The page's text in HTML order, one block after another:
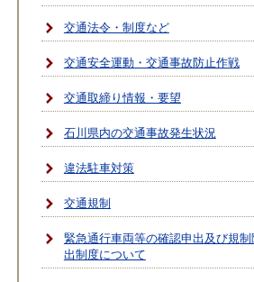
交通法令・制度など
交通安全運動・交通事故防止作戦
交通取締り情報・要望
石川県内の交通事故発生状況
違法駐車対策
交通規制
緊急通行車両等の確認申出及び規
出制度について